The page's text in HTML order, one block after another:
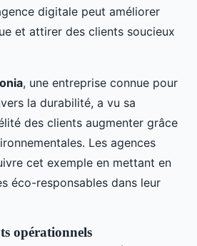
digitale peut améliorer
et attirer des clients soucieux
, une entreprise connue pour
la durabilité, a vu sa
des clients augmenter grâce
Les agences
cet exemple en mettant en
éco-responsables dans leur
opérationnels